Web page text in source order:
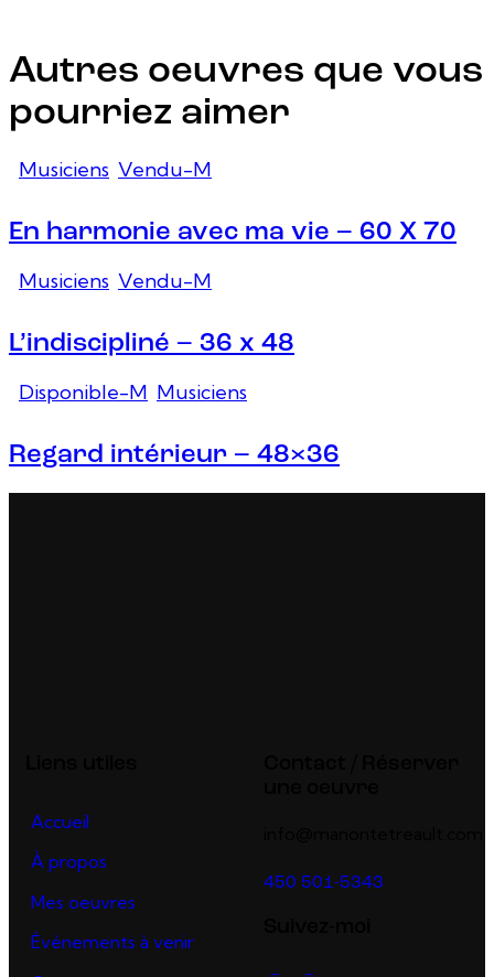
Autres oeuvres que vous
pourriez aimer
Musiciens Vendu-M
En harmonie avec ma vie – 60 X 70
Musiciens Vendu-M
L’indiscipliné – 36 x 48
Disponible-M Musiciens
Regard intérieur – 48×36
Accueil
À propos
Mes oeuvres
Événements à venir
450 501-5343